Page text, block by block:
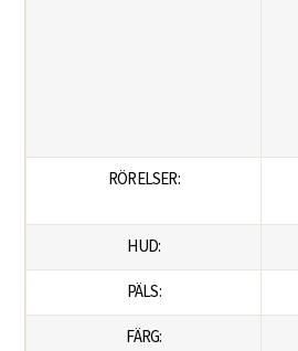
RÖRELSER:
HUD:
PÄLS:
FÄRG: